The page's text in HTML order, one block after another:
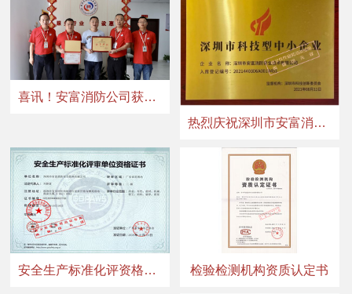
喜讯！安富消防公司获评“惠州市消防行业协会第一届协会会员单位”
热烈庆祝深圳市安富消防安全技术有限公司连续两年荣获“科技型中小企业”称号
安全生产标准化评资格证书审单位 检验检测机构资质认定书